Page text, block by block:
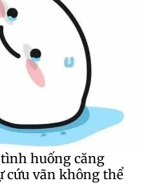
huống căng
cứu vãn không thể